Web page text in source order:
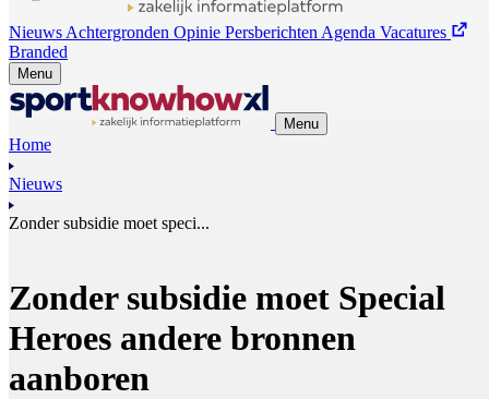
Nieuws Achtergronden Opinie Persberichten Agenda Vacatures
Branded
Menu
Menu
Home
Nieuws
Zonder subsidie moet speci...
Zonder subsidie moet Special
Heroes andere bronnen
aanboren